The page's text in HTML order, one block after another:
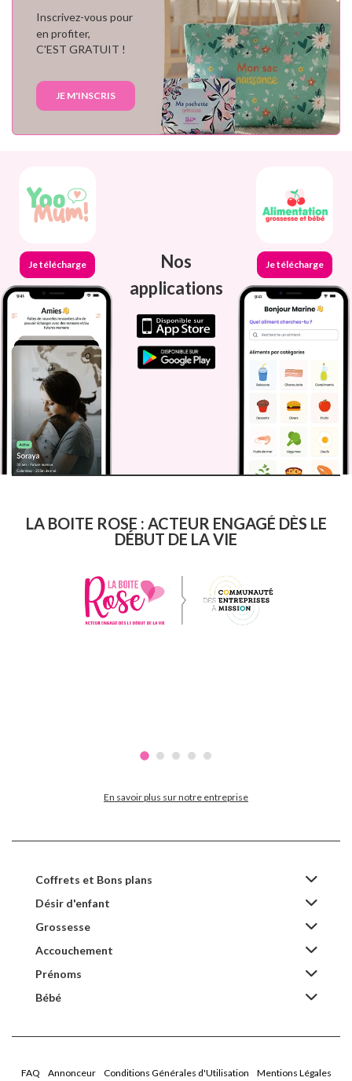
Inscrivez-vous pour
en profiter,
C'EST GRATUIT !
JE M'INSCRIS
Je télécharge
Nos
applications
Je télécharge
LA BOITE ROSE : ACTEUR ENGAGÉ DÈS LE
DÉBUT DE LA VIE
En savoir plus sur notre entreprise
Coffrets et Bons plans
Désir d'enfant
Grossesse
Accouchement
Prénoms
Bébé
FAQ Annonceur Conditions Générales d'Utilisation Mentions Légales